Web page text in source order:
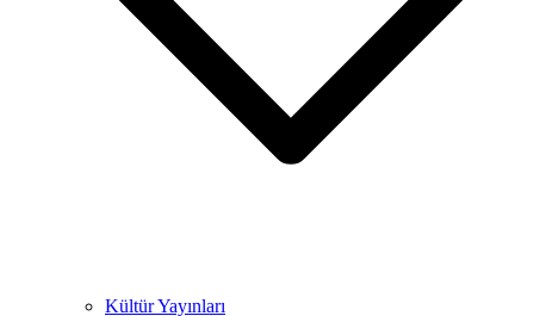
Kültür Yayınları